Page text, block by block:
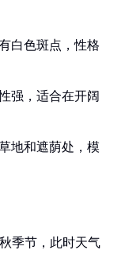
白色斑点，性格
强，适合在开阔
地和遮荫处，模
季节，此时天气